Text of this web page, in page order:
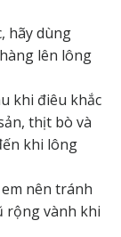
hãy dùng
lên lông
khi điêu khắc
thịt bò và
khi lông
nên tránh
rộng vành khi